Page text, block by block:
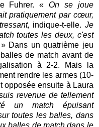
Fuhrer. «On se joue
pratiquement par cœur,
indique-t-elle. Je
toutes les deux, c'est
» Dans un quatrième jeu
de match avant de
à 2-2. Mais la
rendre les armes (10-
opposée ensuite à Laura
revenue de tellement
un match épuisant
toutes les balles, dans